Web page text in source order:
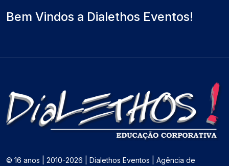
Bem Vindos a Dialethos Eventos!
© 16 anos | 2010-2026 | Dialethos Eventos | Agência de